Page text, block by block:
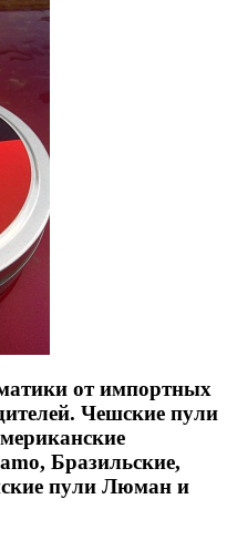
от импортных
Чешские пули
Бразильские,
пули Люман и